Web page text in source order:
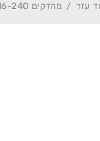
עזר / מהדקים 16-240 וציוד עזר Weidmuller